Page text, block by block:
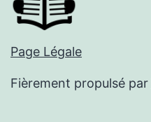
Page Légale
Fièrement propulsé par